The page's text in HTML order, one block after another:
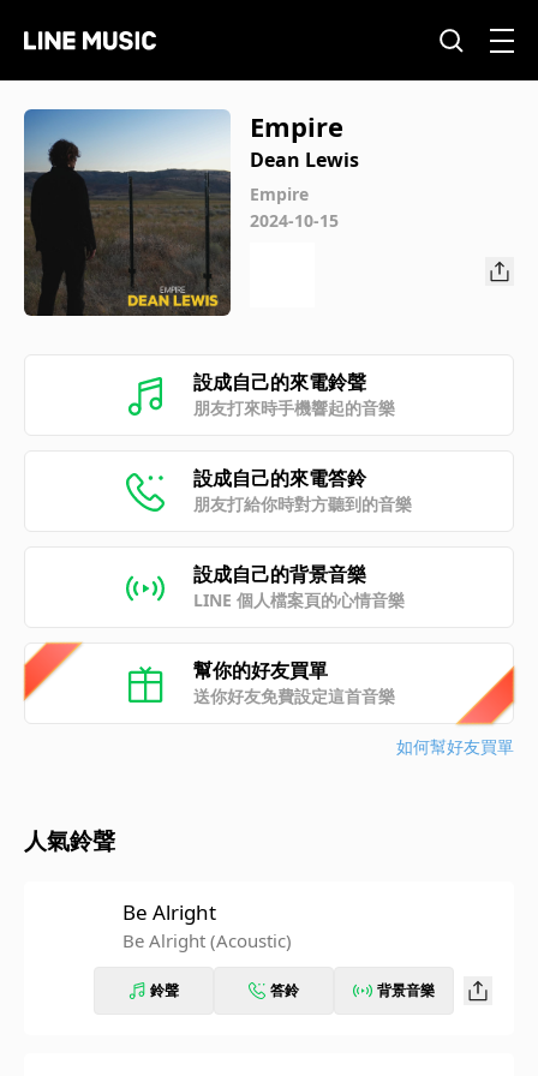
Empire
Dean Lewis
Empire
2024-10-15
設成自己的來電鈴聲
朋友打來時手機響起的音樂
設成自己的來電答鈴
朋友打給你時對方聽到的音樂
設成自己的背景音樂
LINE 個人檔案頁的心情音樂
幫你的好友買單
送你好友免費設定這首音樂
如何幫好友買單
人氣鈴聲
Be Alright
Be Alright (Acoustic)
鈴聲 答鈴 背景音樂